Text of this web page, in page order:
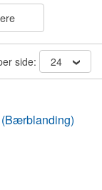
side: 24
(Bærblanding)